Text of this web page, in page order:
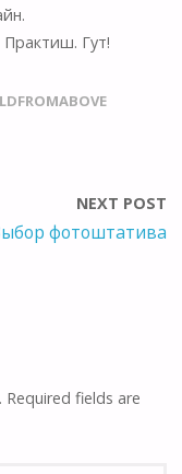
Гут!
NEXT POST
фотоштатива
Required fields are